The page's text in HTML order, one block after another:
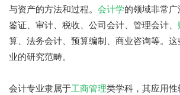
与资产的方法和过程。 会计学的领域非常
鉴证、审计、税收、公司会计、管理会计、
算、法务会计、预算编制、商业咨询等。
业的研究范畴。
会计专业隶属于工商管理类学科，其应用